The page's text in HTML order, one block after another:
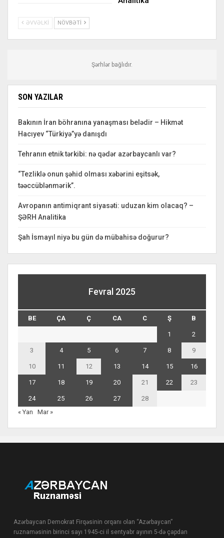
ƏVVƏLKI NÖVBƏTI
Şərhlər bağlıdır.
SON YAZILAR
Bakının İran böhranına yanaşması belədir – Hikmət
Hacıyev “Türkiyə”yə danışdı
Tehranın etnik tərkibi: nə qədər azərbaycanlı var?
“Tezliklə onun şəhid olması xəbərini eşitsək,
təəccüblənmərik”.
Avropanın antimiqrant siyasəti: uduzan kim olacaq? –
ŞƏRH Analitika
Şah İsmayıl niyə bu gün də mübahisə doğurur?
Fevral 2025
BE ÇA Ç CA C Ş B
1 2
3 4 5 6 7 8 9
10 11 12 13 14 15 16
17 18 19 20 21 22 23
24 25 26 27
28
« Yan
Mar »
Azərbaycan Demokrat Firqəsinin orqanı olan “Azərbaycan”
ruznaməsinin birinci sayı 1945-ci il sentyabr ayının 5-də çapdan